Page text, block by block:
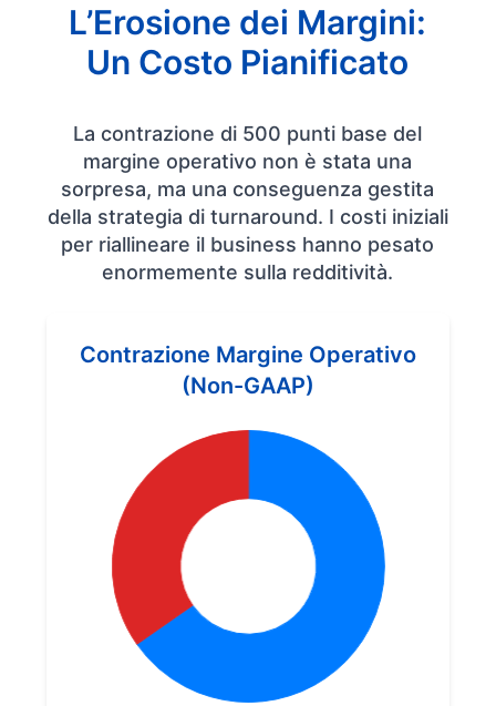
L’Erosione dei Margini:
Un Costo Pianificato
La contrazione di 500 punti base del
margine operativo non è stata una
sorpresa, ma una conseguenza gestita
della strategia di turnaround. I costi iniziali
per riallineare il business hanno pesato
enormemente sulla redditività.
Contrazione Margine Operativo
(Non-GAAP)